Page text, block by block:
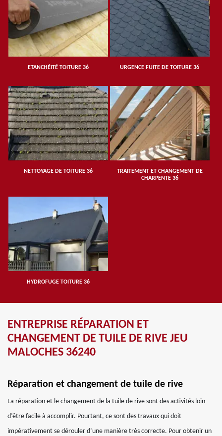
ETANCHÉITÉ TOITURE 36 URGENCE FUITE DE TOITURE 36
NETTOYAGE DE TOITURE 36
TRAITEMENT ET CHANGEMENT DE
CHARPENTE 36
HYDROFUGE TOITURE 36
ENTREPRISE RÉPARATION ET
CHANGEMENT DE TUILE DE RIVE JEU
MALOCHES 36240
Réparation et changement de tuile de rive
La réparation et le changement de la tuile de rive sont des activités loin
d’être facile à accomplir. Pourtant, ce sont des travaux qui doit
impérativement se dérouler d’une manière très correcte. Pour obtenir un